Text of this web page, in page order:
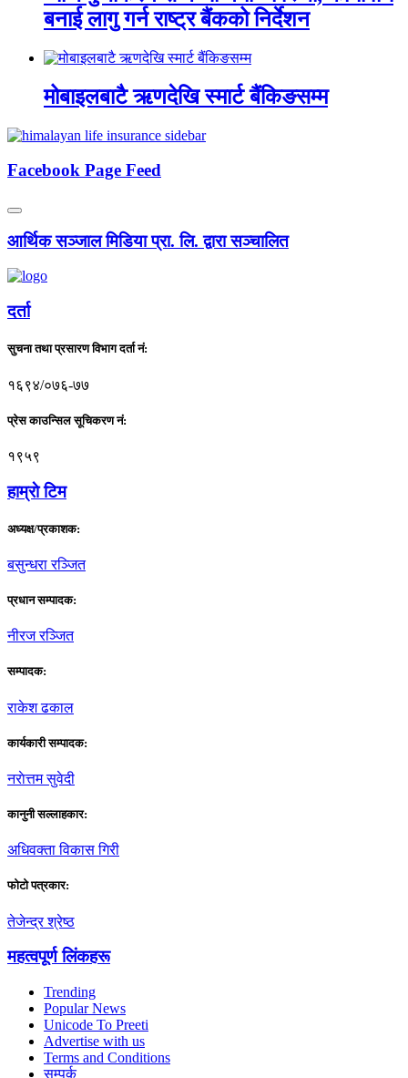
बनाई लागु गर्न राष्ट्र बैंकको निर्देशन
मोबाइलबाटै ऋणदेखि स्मार्ट बैंकिङसम्म
Facebook Page Feed
आर्थिक सञ्जाल मिडिया प्रा. लि. द्वारा सञ्चालित
दर्ता
सुचना तथा प्रसारण विभाग दर्ता नं:
१६९४/०७६-७७
प्रेस काउन्सिल सूचिकरण नं:
१९५९
हाम्राे टिम
अध्यक्ष/प्रकाशक:
बसुन्धरा रञ्जित
प्रधान सम्पादक:
नीरज रञ्जित
सम्पादक:
राकेश ढकाल
कार्यकारी सम्पादक:
नराेत्तम सुवेदी
कानुनी सल्लाहकार:
अधिवक्ता विकास गिरी
फाेटाे पत्रकार:
तेजेन्द्र श्रेष्ठ
महत्वपूर्ण लिंकहरू
Trending
Popular News
Unicode To Preeti
Advertise with us
Terms and Conditions
सम्पर्क